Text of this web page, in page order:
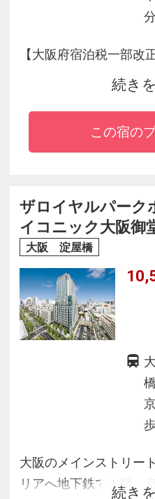
【大阪府宿泊税一部改
2025年9月1日より大阪
い、税率を別途現地フ
時に徴収をさせていた
続き
この宿の
ザロイヤルパーク
イコニック大阪御
大阪 淀屋橋
大阪のメインストリー
リアへ地下鉄で１駅、
続き